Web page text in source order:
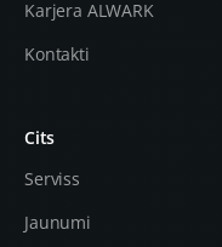
Karjera ALWARK
Kontakti
Cits
Serviss
Jaunumi